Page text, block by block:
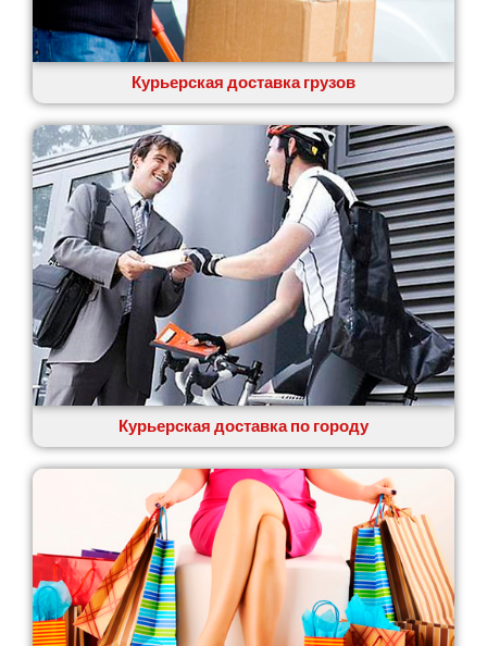
Курьерская доставка грузов
Курьерская доставка по городу